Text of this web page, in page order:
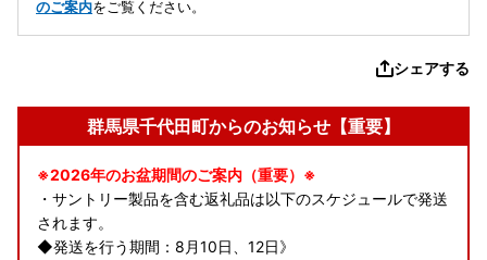
のご案内をご覧ください。
シェアする
群馬県千代田町からのお知らせ【重要】
※2026年のお盆期間のご案内（重要）※
・サントリー製品を含む返礼品は以下のスケジュールで発送
されます。
◆発送を行う期間：8月10日、12日》